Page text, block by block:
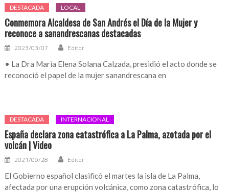
DESTACADA LOCAL
Conmemora Alcaldesa de San Andrés el Día de la Mujer y
reconoce a sanandrescanas destacadas
2023/03/07 Editor
• La Dra Maria Elena Solana Calzada, presidió el acto donde se
reconoció el papel de la mujer sanandrescana en
DESTACADA INTERNACIONAL
España declara zona catastrófica a La Palma, azotada por el
volcán | Video
2021/09/28 Editor
El Gobierno español clasificó el martes la isla de La Palma,
afectada por una erupción volcánica, como zona catastrófica, lo